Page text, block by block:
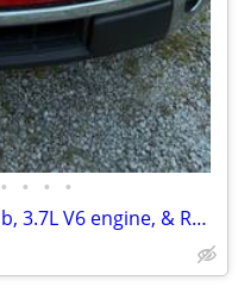
• • • •
2014 Ford F-150 XLT Regular Cab, 3.7L V6 engine, & RW Drive